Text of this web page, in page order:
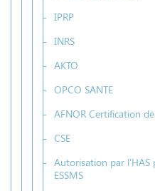
IPRP
INRS
AKTO
OPCO SANTE
AFNOR Certification
CSE
Autorisation par l'HAS
ESSMS